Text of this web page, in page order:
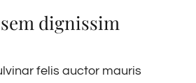
dignissim
felis auctor mauris